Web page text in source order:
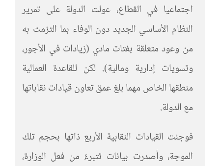
اجتماعيا في القطاع، عولت الدولة على تمرير
النظام الأساسي الجديد دون الوفاء بما التزمت به
من وعود متعلقة بفتات مادي (زيادات في الأجور،
وتسويات إدارية ومالية). لكن للقاعدة العمالية
منطقها الخاص مهما بلغ عمق تعاون قيادات نقاباتها
مع الدولة.
فوجئت القيادات النقابية الأربع ذاتها بحجم تلك
الموجة، وأصدرت بيانات تتبرءُ من فعل الوزارة،